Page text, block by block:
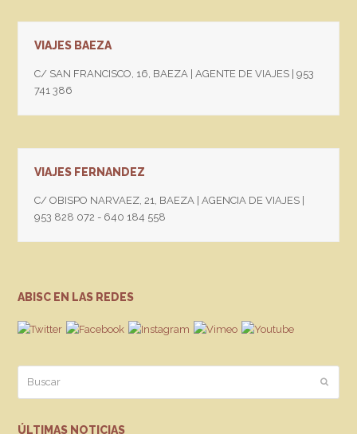
VIAJES BAEZA
C/ SAN FRANCISCO, 16, BAEZA | AGENTE DE VIAJES | 953
741 386
VIAJES FERNANDEZ
C/ OBISPO NARVAEZ, 21, BAEZA | AGENCIA DE VIAJES |
953 828 072 - 640 184 558
ABISC EN LAS REDES
Enviar
ÚLTIMAS NOTICIAS